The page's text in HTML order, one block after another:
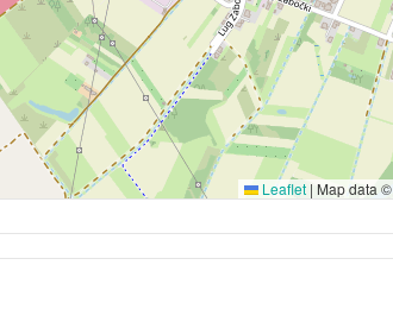
Leaflet | Map data ©